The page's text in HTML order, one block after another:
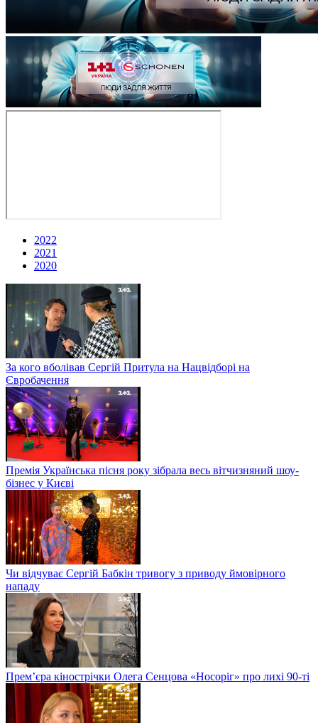
2022
2021
2020
За кого вболівав Сергій Притула на Нацвідборі на
Євробачення
Премія Українська пісня року зібрала весь вітчизняний шоу-
бізнес у Києві
Чи відчуває Сергій Бабкін тривогу з приводу ймовірного
нападу
Прем’єра кінострічки Олега Сенцова «Носоріг» про лихі 90-ті